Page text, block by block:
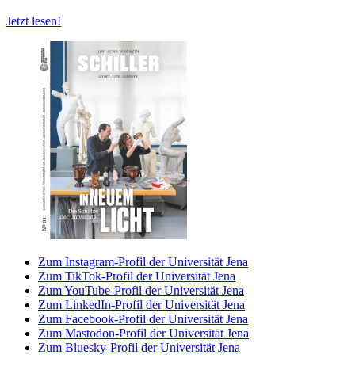
Jetzt lesen!
Zum Instagram-Profil der Universität Jena
Zum TikTok-Profil der Universität Jena
Zum YouTube-Profil der Universität Jena
Zum LinkedIn-Profil der Universität Jena
Zum Facebook-Profil der Universität Jena
Zum Mastodon-Profil der Universität Jena
Zum Bluesky-Profil der Universität Jena